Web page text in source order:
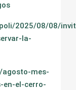
2025/08/08/
la-
agosto-mes-
en-el-cerro-